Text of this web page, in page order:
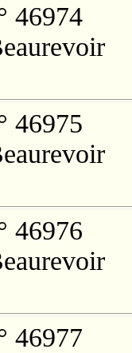
46974
46975
46976
46977